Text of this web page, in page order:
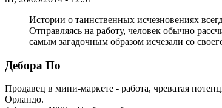
Истории о таинственных исчезновениях
Отправляясь на работу, человек обычно
самым загадочным образом исчезали со
Дебора По
Продавец в мини-маркете - работа, чреватая
Орландо.